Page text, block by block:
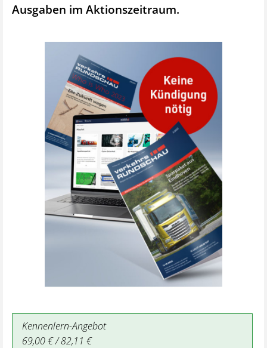
Ausgaben im Aktionszeitraum.
Kennenlern-Angebot
69,00 € / 82,11 €